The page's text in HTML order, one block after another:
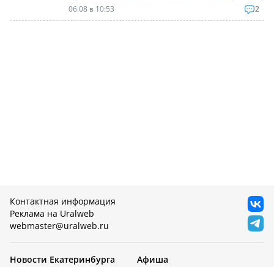
06.08 в 10:53 2
Контактная информация
Реклама на Uralweb
webmaster@uralweb.ru
Новости Екатеринбурга
Афиша